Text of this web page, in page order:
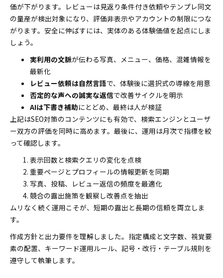
価が下がります。レビューは見返り条件付き依頼やテンプレ同文
の量産が検出対象になり、評価非表示やアカウントの制限につな
がります。安全に伸ばすには、実体のある体験価値を起点にしま
しょう。
実利用の文脈が伝わる写真、メニュー、価格、混雑情報を
最新化
レビュー依頼は自然言語で、体験後に選択式の導線を用意
否定的な声への誠実な返信で改善サイクルを明示
AIは下書き補助にとどめ、最終は人が検証
上記はSEO対策のコンテンツにも有効で、検索エンジンとユーザ
ー双方の評価を同時に高めます。最後に、運用は月次で指標を絞
って確認します。
表示回数と検索クエリの変化を点検
重要ページとプロフィールの情報更新を同期
写真、投稿、レビュー返信の頻度を最適化
競合の露出施策を観察し改善点を抽出
ムリなく続く運用こそが、短期の露出と長期の信頼を両立しま
す。
作成方針と出力要件を理解しました。指定構成と文字数、視覚要
素の配置、キーワード運用ルール、記号・改行・テーブル規則を
遵守して執筆します。